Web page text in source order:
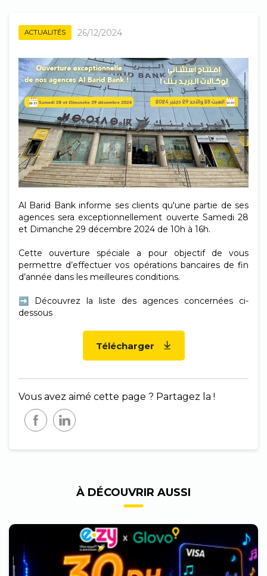
ACTUALITÉS 26/12/2024
Al Barid Bank informe ses clients qu'une partie de ses
agences sera exceptionnellement ouverte Samedi 28
et Dimanche 29 décembre 2024 de 10h à 16h.
Cette ouverture spéciale a pour objectif de vous
permettre d’effectuer vos opérations bancaires de fin
d’année dans les meilleures conditions.
➡ Découvrez la liste des agences concernées ci-
dessous
Télécharger
Vous avez aimé cette page ? Partagez la !
À DÉCOUVRIR AUSSI